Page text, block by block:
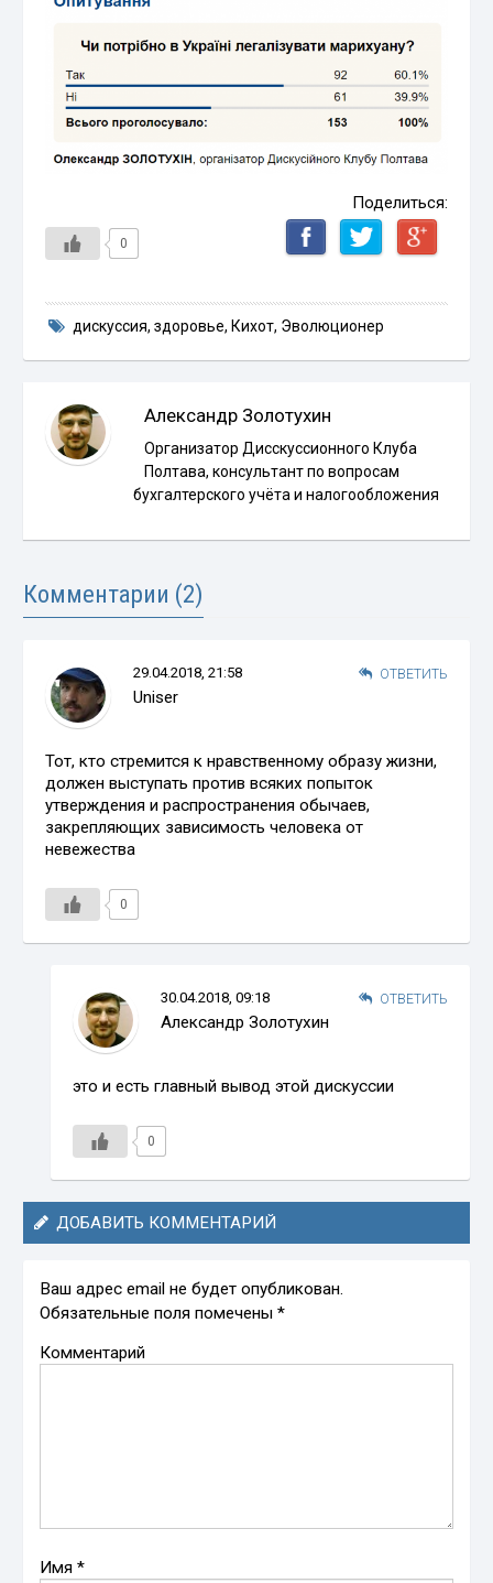
Поделиться:
0
дискуссия, здоровье, Кихот, Эволюционер
Александр Золотухин
Организатор Дисскуссионного Клуба
Полтава, консультант по вопросам
бухгалтерского учёта и налогообложения
Комментарии (2)
ОТВЕТИТЬ
29.04.2018, 21:58
Uniser
Тот, кто стремится к нравственному образу жизни,
должен выступать против всяких попыток
утверждения и распространения обычаев,
закрепляющих зависимость человека от
невежества
0
ОТВЕТИТЬ
30.04.2018, 09:18
Александр Золотухин
это и есть главный вывод этой дискуссии
0
ДОБАВИТЬ КОММЕНТАРИЙ
Ваш адрес email не будет опубликован.
Обязательные поля помечены*
Комментарий
Имя*